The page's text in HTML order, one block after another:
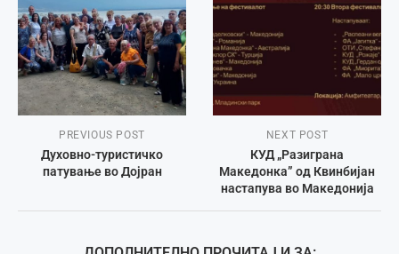
PREVIOUS POST
Духовно-туристичко
патување во Дојран
NEXT POST
КУД „Разиграна
Македонка” од Квинбијан
настапува во Македонија